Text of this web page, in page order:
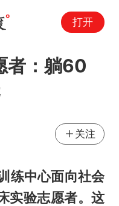
打开
者：躺60
关注
练中心面向社会
实验志愿者。这